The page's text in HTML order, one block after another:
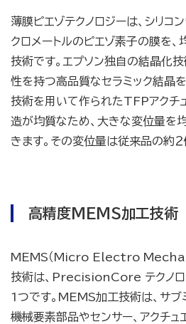
薄膜ピエゾテクノロジーは、シリコ
クロメートルのピエゾ素子の膜を
技術です。エプソン独自の結晶化
性を持つ高品質なセラミック結晶
技術を用いて作られたTFPアクチ
造が均質なため、大きな変位量を
きます。その変位量は従来品の約２
高精度MEMS加工技術
MEMS（Micro Electro
技術は、PrecisionCore テクノロ
1つです。MEMS加工技術は、サブ
機械要素部品やセンサー、アクチュ